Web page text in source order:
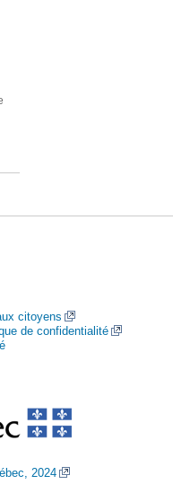
citoyens
de confidentialité
2024